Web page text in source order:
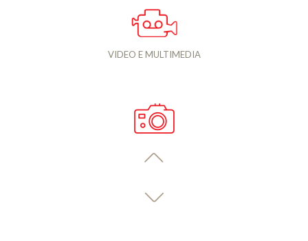
VIDEO E MULTIMEDIA